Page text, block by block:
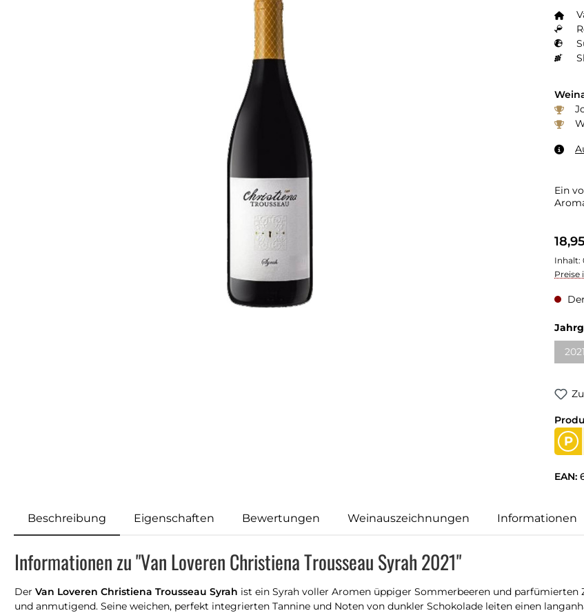
Ein
Inhalt:
Preise
2021
P
EAN:
Beschreibung Eigenschaften Bewertungen Weinauszeichnungen Informationen
Informationen zu "Van Loveren Christiena Trousseau Syrah 2021"
Der Van Loveren Christiena Trousseau Syrah ist ein Syrah voller Aromen üppiger Sommerbeeren und
und anmutigend. Seine weichen, perfekt integrierten Tannine und Noten von dunkler Schokolade leiten einen